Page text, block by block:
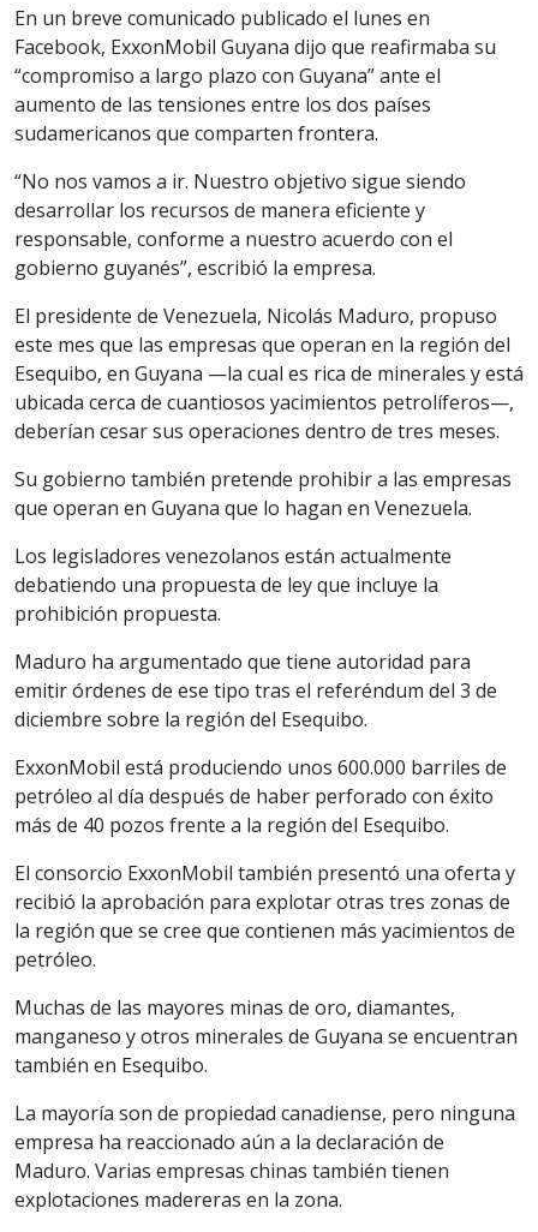
En un breve comunicado publicado el lunes en
Facebook, ExxonMobil Guyana dijo que reafirmaba su
“compromiso a largo plazo con Guyana” ante el
aumento de las tensiones entre los dos países
sudamericanos que comparten frontera.
“No nos vamos a ir. Nuestro objetivo sigue siendo
desarrollar los recursos de manera eficiente y
responsable, conforme a nuestro acuerdo con el
gobierno guyanés”, escribió la empresa.
El presidente de Venezuela, Nicolás Maduro, propuso
este mes que las empresas que operan en la región del
Esequibo, en Guyana —la cual es rica de minerales y está
ubicada cerca de cuantiosos yacimientos petrolíferos—,
deberían cesar sus operaciones dentro de tres meses.
Su gobierno también pretende prohibir a las empresas
que operan en Guyana que lo hagan en Venezuela.
Los legisladores venezolanos están actualmente
debatiendo una propuesta de ley que incluye la
prohibición propuesta.
Maduro ha argumentado que tiene autoridad para
emitir órdenes de ese tipo tras el referéndum del 3 de
diciembre sobre la región del Esequibo.
ExxonMobil está produciendo unos 600.000 barriles de
petróleo al día después de haber perforado con éxito
más de 40 pozos frente a la región del Esequibo.
El consorcio ExxonMobil también presentó una oferta y
recibió la aprobación para explotar otras tres zonas de
la región que se cree que contienen más yacimientos de
petróleo.
Muchas de las mayores minas de oro, diamantes,
manganeso y otros minerales de Guyana se encuentran
también en Esequibo.
La mayoría son de propiedad canadiense, pero ninguna
empresa ha reaccionado aún a la declaración de
Maduro. Varias empresas chinas también tienen
explotaciones madereras en la zona.